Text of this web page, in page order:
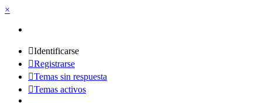
×
Identificarse
Registrarse
Temas sin respuesta
Temas activos